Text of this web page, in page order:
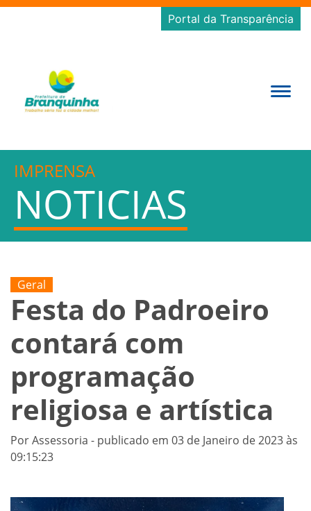
Portal da Transparência
IMPRENSA
NOTICIAS
Geral
Festa do Padroeiro
contará com
programação
religiosa e artística
Por Assessoria - publicado em 03 de Janeiro de 2023 às
09:15:23